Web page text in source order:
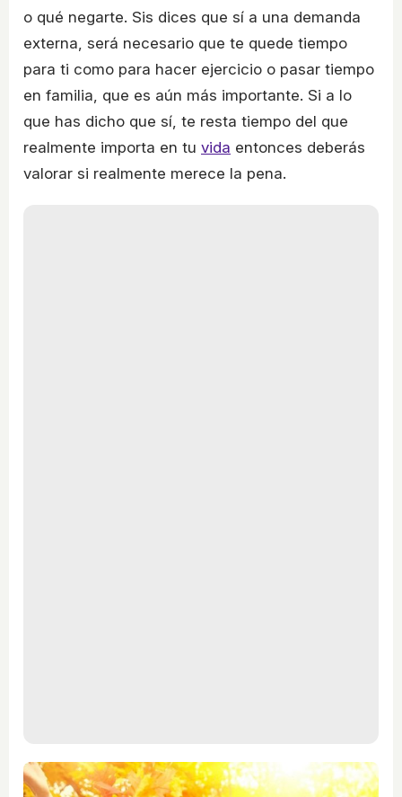
o qué negarte. Sis dices que sí a una demanda
externa, será necesario que te quede tiempo
para ti como para hacer ejercicio o pasar tiempo
en familia, que es aún más importante. Si a lo
que has dicho que sí, te resta tiempo del que
realmente importa en tu vida entonces deberás
valorar si realmente merece la pena.